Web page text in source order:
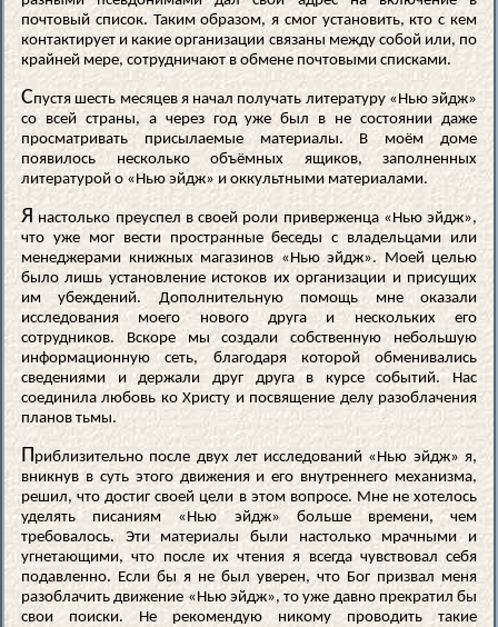
почтовый список. Таким образом, я смог установить, кто с кем
контактирует и какие организации связаны между собой или, по
крайней мере, сотрудничают в обмене почтовыми списками.
Спустя шесть месяцев я начал получать литературу «Нью эйдж»
со всей страны, а через год уже был в не состоянии даже
просматривать присылаемые материалы. В моём доме
появилось несколько объёмных ящиков, заполненных
литературой о «Нью эйдж» и оккультными материалами.
Я настолько преуспел в своей роли приверженца «Нью эйдж»,
что уже мог вести пространные беседы с владельцами или
менеджерами книжных магазинов «Нью эйдж». Моей целью
было лишь установление истоков их организации и присущих
им убеждений. Дополнительную помощь мне оказали
исследования моего нового друга и нескольких его
сотрудников. Вскоре мы создали собственную небольшую
информационную сеть, благодаря которой обменивались
сведениями и держали друг друга в курсе событий. Нас
соединила любовь ко Христу и посвящение делу разоблачения
планов тьмы.
П риблизительно после двух лет исследований «Нью эйдж» я,
вникнув в суть этого движения и его внутреннего механизма,
решил, что достиг своей цели в этом вопросе. Мне не хотелось
уделять писаниям «Нью эйдж» больше времени, чем
требовалось. Эти материалы были настолько мрачными и
угнетающими, что после их чтения я всегда чувствовал себя
подавленно. Если бы я не был уверен, что Бог призвал меня
разоблачить движение «Нью эйдж», то уже давно прекратил бы
свои поиски. Не рекомендую никому проводить такие